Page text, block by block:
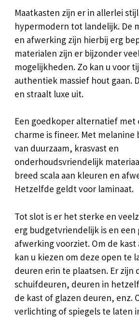
Maatkasten zijn er in allerlei
hypermodern tot landelijk. De
en afwerking zijn hierbij erg
materialen zijn er bijzonder
mogelijkheden. Zo kan u voor
authentiek massief hout gaan.
en straalt luxe uit.
Een goedkoper alternatief met
charme is fineer. Met melanine
van duurzaam, krasvast en
onderhoudsvriendelijk
breed scala aan kleuren en
Hetzelfde geldt voor laminaat.
Tot slot is er het sterke en
erg budgetvriendelijk is en een
afwerking voorziet. Om de
kan u kiezen om deze open te
deuren erin te plaatsen. Er zijn
schuifdeuren, deuren in
de kast of glazen deuren, enz.
verlichting of spiegels te laten